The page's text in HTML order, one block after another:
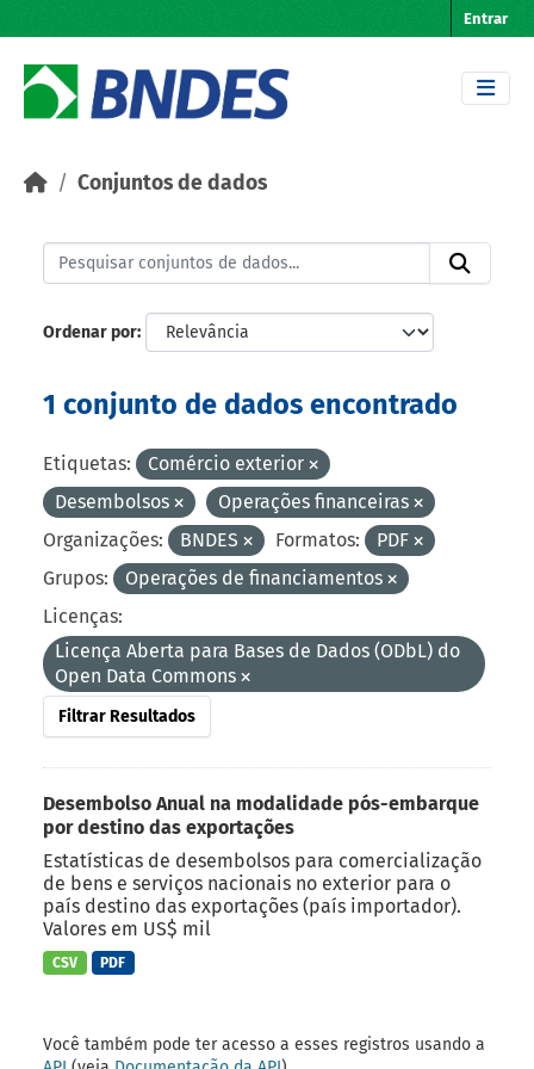
Entrar
Conjuntos de dados
Ordenar por
1 conjunto de dados encontrado
Etiquetas:
Comércio exterior
Desembolsos
Operações financeiras
Organizações:
BNDES Formatos:
PDF
Grupos:
Operações de financiamentos
Licenças:
Licença Aberta para Bases de Dados (ODbL) do
Open Data Commons
Filtrar Resultados
Desembolso Anual na modalidade pós-embarque
por destino das exportações
Estatísticas de desembolsos para comercialização
de bens e serviços nacionais no exterior para o
país destino das exportações (país importador).
Valores em US$ mil
CSV PDF
Você também pode ter acesso a esses registros usando a